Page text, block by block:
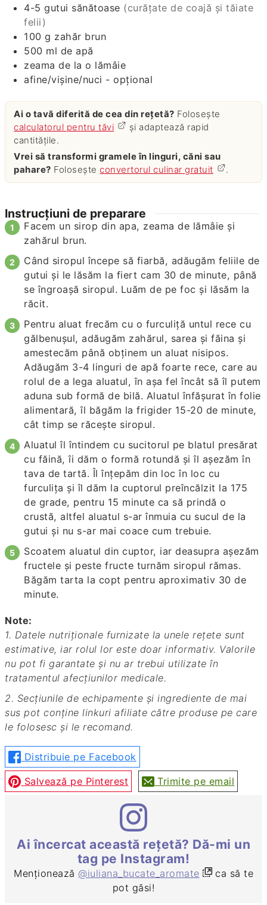
4-5 gutui sănătoase (curăţate de coajă şi tăiate
felii)
100 g zahăr brun
500 ml de apă
zeama de la o lămâie
afine/vişine/nuci - opţional
Ai o tavă diferită de cea din rețetă? Folosește
calculatorul pentru tăvi
și adaptează rapid
cantitățile.
Vrei să transformi gramele în linguri, căni sau
pahare? Foloseșteconvertorul culinar gratuit .
Instrucțiuni de preparare
Facem un sirop din apa, zeama de lămâie şi
zahărul brun.
Când siropul începe să fiarbă, adăugăm feliile de
gutui şi le lăsăm la fiert cam 30 de minute, până
se îngroaşă siropul. Luăm de pe foc şi lăsăm la
răcit.
Pentru aluat frecăm cu o furculiţă untul rece cu
gălbenuşul, adăugăm zahărul, sarea şi făina şi
amestecăm până obţinem un aluat nisipos.
Adăugăm 3-4 linguri de apă foarte rece, care au
rolul de a lega aluatul, în aşa fel încât să îl putem
aduna sub formă de bilă. Aluatul înfăşurat în folie
alimentară, îl băgăm la frigider 15-20 de minute,
cât timp se răceşte siropul.
Aluatul îl întindem cu sucitorul pe blatul presărat
cu făină, îi dăm o formă rotundă şi îl aşezăm în
tava de tartă. Îl înţepăm din loc în loc cu
furculiţa şi îl dăm la cuptorul preîncălzit la 175
de grade, pentru 15 minute ca să prindă o
crustă, altfel aluatul s-ar înmuia cu sucul de la
gutui şi nu s-ar mai coace cum trebuie.
Scoatem aluatul din cuptor, iar deasupra aşezăm
fructele şi peste fructe turnăm siropul rămas.
Băgăm tarta la copt pentru aproximativ 30 de
minute.
Note:
1. Datele nutriționale furnizate la unele rețete sunt
estimative, iar rolul lor este doar informativ. Valorile
nu pot fi garantate și nu ar trebui utilizate în
tratamentul afecțiunilor medicale.
2. Secțiunile de echipamente și ingrediente de mai
sus pot conține linkuri afiliate către produse pe care
le folosesc și le recomand.
Distribuie pe Facebook
Salvează pe Pinterest Trimite pe email
Ai încercat această rețetă? Dă-mi un
tag pe Instagram!
Menționează @iuliana_bucate_aromate
ca să te
pot găsi!